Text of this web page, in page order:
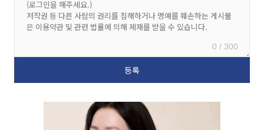
0 / 300